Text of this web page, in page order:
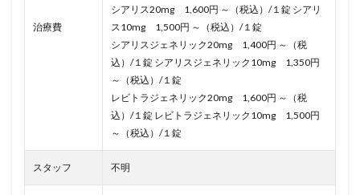
治療費
シアリス20mg 1,600円 ～（税込）/１錠 シアリ
ス10mg 1,500円 ～（税込）/１錠
シアリスジェネリック20mg 1,400円 ～（税
込）/１錠 シアリスジェネリック10mg 1,350円
～（税込）/１錠
レビトラジェネリック20mg 1,600円 ～（税
込）/１錠 レビトラジェネリック10mg 1,500円
～（税込）/１錠
スタッフ 不明